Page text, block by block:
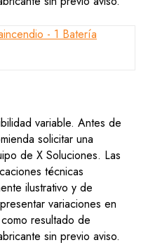
variable. Antes de
solicitar una
de X Soluciones. Las
técnicas
ilustrativo y de
variaciones en
resultado de
sin previo aviso.